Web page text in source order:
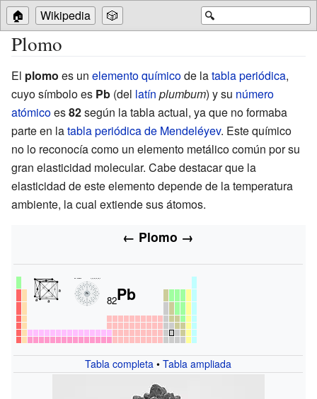
🔍
🏠 Wikipedia 🎲
Plomo
El plomo es un elemento químicode latabla periódica,
cuyo símbolo es Pb (del latín plumbum) y su número
atómicoes82según la tabla actual, ya que no formaba
parte en latabla periódica de Mendeléyev. Este químico
no lo reconocía como un elemento metálico común por su
gran elasticidad molecular. Cabe destacar que la
elasticidad de este elemento depende de la temperatura
ambiente, la cual extiende sus átomos.
← Plomo →
82Pb
Tabla completa •Tabla ampliada